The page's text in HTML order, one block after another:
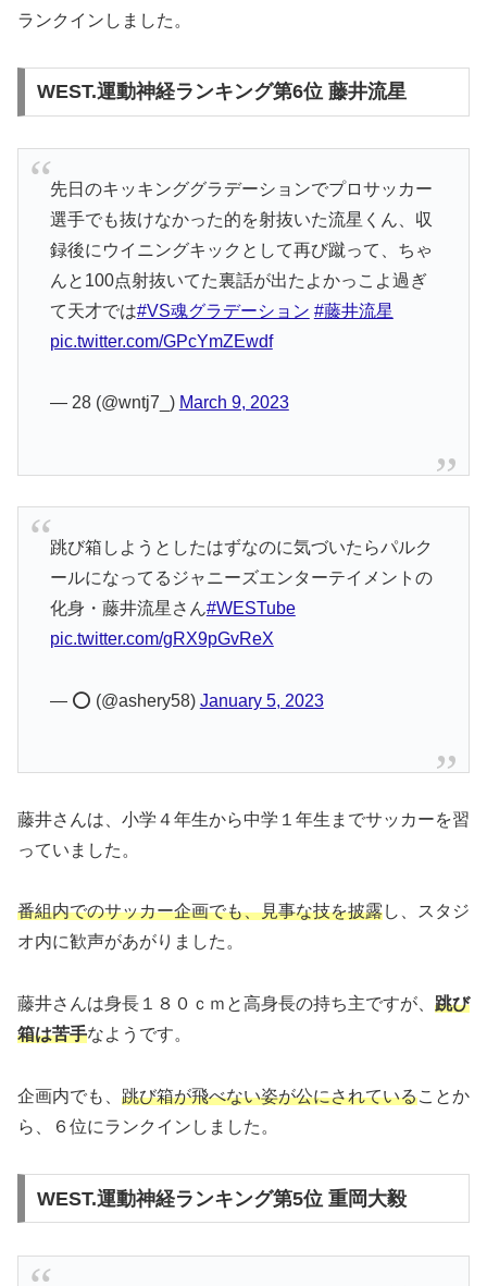
ランクインしました。
WEST.運動神経ランキング第6位 藤井流星
先日のキッキンググラデーションでプロサッカー
選手でも抜けなかった的を射抜いた流星くん、収
録後にウイニングキックとして再び蹴って、ちゃ
んと100点射抜いてた裏話が出たよかっこよ過ぎ
て天才では#VS魂グラデーション #藤井流星
pic.twitter.com/GPcYmZEwdf
— 28 (@wntj7_) March 9, 2023
跳び箱しようとしたはずなのに気づいたらパルク
ールになってるジャニーズエンターテイメントの
化身・藤井流星さん#WESTube
pic.twitter.com/gRX9pGvReX
— ⭕️ (@ashery58) January 5, 2023
藤井さんは、小学４年生から中学１年生までサッカーを習
っていました。
番組内でのサッカー企画でも、見事な技を披露し、スタジ
オ内に歓声があがりました。
藤井さんは身長１８０ｃｍと高身長の持ち主ですが、 跳び
箱は苦手なようです。
企画内でも、 跳び箱が飛べない姿が公にされていることか
ら、６位にランクインしました。
WEST.運動神経ランキング第5位 重岡大毅